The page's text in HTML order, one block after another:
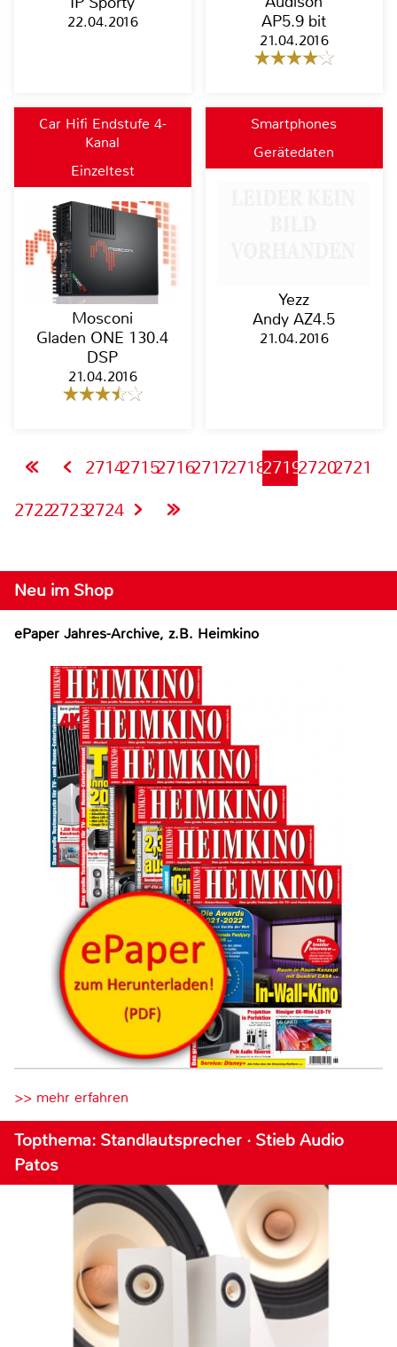
22.04.2016
AP5.9 bit
21.04.2016
Car Hifi Endstufe 4-
Kanal
Einzeltest
Mosconi
Gladen ONE 130.4
DSP
21.04.2016
Smartphones
Gerätedaten
Yezz
Andy AZ4.5
21.04.2016
27142715271627172718271927202721
272227232724
Neu im Shop
ePaper Jahres-Archive, z.B. Heimkino
>> mehr erfahren
Topthema: Standlautsprecher · Stieb Audio
Patos